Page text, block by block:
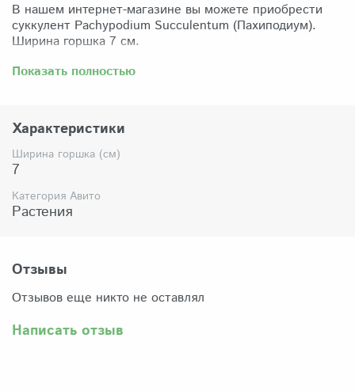
В нашем интернет-магазине вы можете приобрести
суккулент Pachypodium Succulentum (Пахиподиум).
Ширина горшка 7 см.
Забрать растение можно самовывозом из нашего
по России осуществляется через Яндекс-доставку или
СДЭК.
Комплектация:
Растение (отправляется с открытой корневой
системой, это норма для всех суккулентов, они
Показать полностью
Характеристики
Ширина горшка (см)
7
Категория Авито
Растения
Отзывы
Отзывов еще никто не оставлял
Написать отзыв